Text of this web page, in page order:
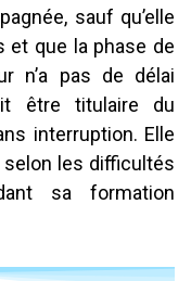
sauf qu’elle
et que la phase de
n’a pas de délai
être titulaire du
interruption. Elle
les difficultés
sa formation